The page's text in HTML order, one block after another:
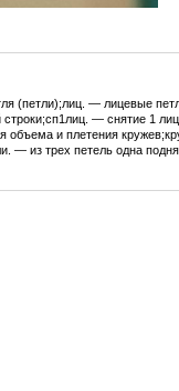
(петли);лиц. — лицевые
— снятие 1
объема и плетения
— из трех петель одна